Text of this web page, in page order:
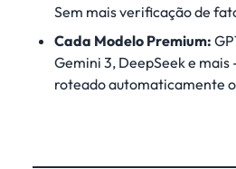
Sem mais verificação de
Cada Modelo Premium:
Gemini 3, DeepSeek e mais
roteado automaticamente